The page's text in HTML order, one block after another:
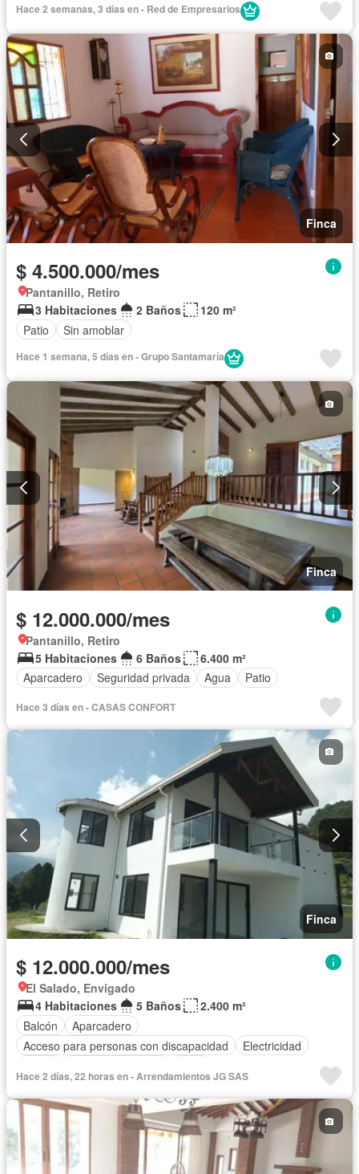
Hace 2 semanas, 3 días en - Red de Empresarios
Finca
$ 4.500.000/mes
Pantanillo, Retiro
3 Habitaciones
2 Baños
120 m²
Patio
Sin amoblar
Hace 1 semana, 5 días en - Grupo Santamaría
Finca
$ 12.000.000/mes
Pantanillo, Retiro
5 Habitaciones
6 Baños
6.400 m²
Aparcadero
Seguridad privada Agua Patio
Hace 3 días en - CASAS CONFORT
Finca
$ 12.000.000/mes
El Salado, Envigado
4 Habitaciones
5 Baños
2.400 m²
Balcón
Aparcadero
Acceso para personas con discapacidad
Electricidad
Hace 2 días, 22 horas en - Arrendamientos JG SAS